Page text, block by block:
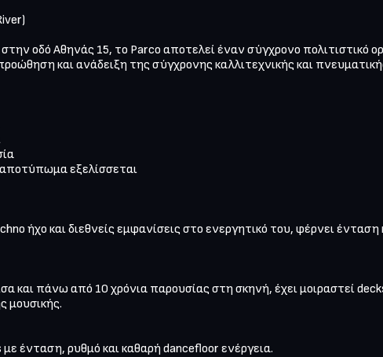
οδό Αθηνάς 15, το Parco αποτελεί έναν σύγχρονο πολιτιστικό
και ανάδειξη της σύγχρονης καλλιτεχνικής και
εξελίσσεται
ήχο και διεθνείς εμφανίσεις στο ενεργητικό του, φέρνει
και πάνω από 10 χρόνια παρουσίας στη σκηνή, έχει μοιραστεί
μουσικής.
ένταση, ρυθμό και καθαρή dancefloor ενέργεια.